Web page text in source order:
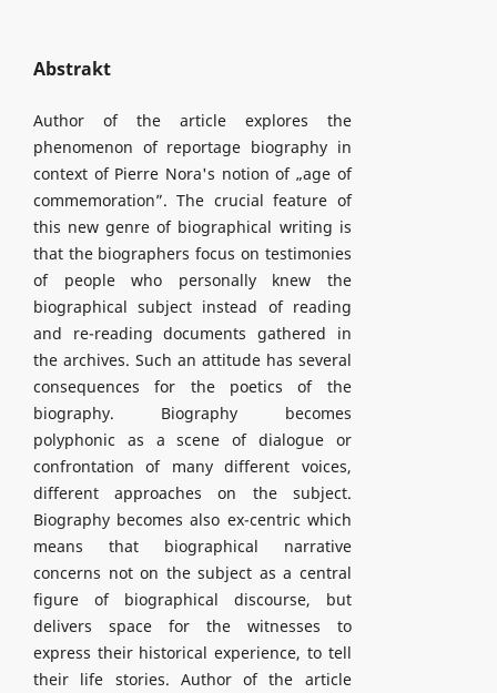
Abstrakt
Author of the article explores the
phenomenon of reportage biography in
context of Pierre Nora's notion of „age of
commemoration”. The crucial feature of
this new genre of biographical writing is
that the biographers focus on testimonies
of people who personally knew the
biographical subject instead of reading
and re-reading documents gathered in
the archives. Such an attitude has several
consequences for the poetics of the
biography. Biography becomes
polyphonic as a scene of dialogue or
confrontation of many different voices,
different approaches on the subject.
Biography becomes also ex-centric which
means that biographical narrative
concerns not on the subject as a central
figure of biographical discourse, but
delivers space for the witnesses to
express their historical experience, to tell
their life stories. Author of the article